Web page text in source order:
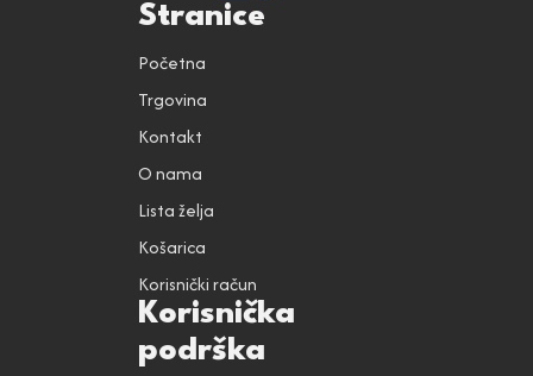
Stranice
Početna
Trgovina
Kontakt
O nama
Lista želja
Košarica
Korisnički račun
Korisnička
podrška